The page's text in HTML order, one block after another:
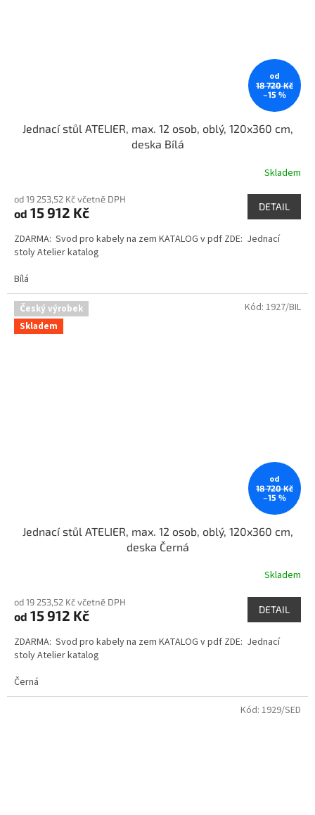
od
18 720 Kč
–15 %
Jednací stůl ATELIER, max. 12 osob, oblý, 120x360 cm,
deska Bílá
Skladem
od 19 253,52 Kč včetně DPH
od 15 912 Kč DETAIL
ZDARMA: Svod pro kabely na zem KATALOG v pdf ZDE: Jednací
stoly Atelier katalog
Bílá
Český výrobek
Skladem
od
18 720 Kč
–15 %
Jednací stůl ATELIER, max. 12 osob, oblý, 120x360 cm,
deska Černá
Skladem
od 19 253,52 Kč včetně DPH
od 15 912 Kč DETAIL
ZDARMA: Svod pro kabely na zem KATALOG v pdf ZDE: Jednací
stoly Atelier katalog
Černá
Kód: 1927/BIL
Kód: 1929/SED